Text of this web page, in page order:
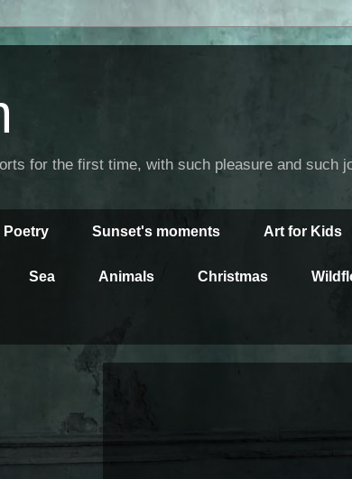
for the first time, with such pleasure and such
Poetry Sunset's moments Art for Kids
Sea Animals Christmas